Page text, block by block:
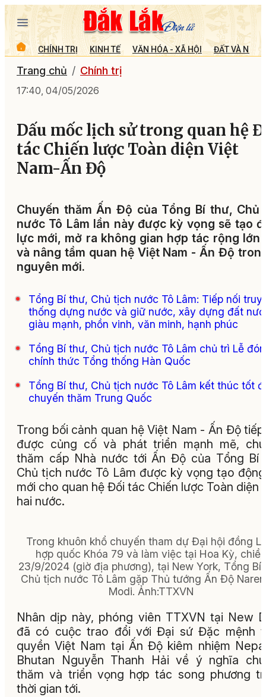
CHÍNH TRỊ KINH TẾ VĂN HÓA - XÃ HỘI ĐẤT VÀ
Trang chủ Chính trị
17:40, 04/05/2026
Dấu mốc lịch sử trong quan hệ
tác Chiến lược Toàn diện Việt
Nam-Ấn Độ
Chuyến thăm Ấn Độ của Tổng Bí thư, Chủ
nước Tô Lâm lần này được kỳ vọng sẽ tạo
lực mới, mở ra không gian hợp tác rộng lớn
và nâng tầm quan hệ Việt Nam - Ấn Độ
nguyên mới.
Tổng Bí thư, Chủ tịch nước Tô Lâm: Tiếp nối
thống dựng nước và giữ nước, xây dựng đất
giàu mạnh, phồn vinh, văn minh, hạnh phúc
Tổng Bí thư, Chủ tịch nước Tô Lâm chủ trì Lễ đón
chính thức Tổng thống Hàn Quốc
Tổng Bí thư, Chủ tịch nước Tô Lâm kết thúc tốt
chuyến thăm Trung Quốc
Trong bối cảnh quan hệ Việt Nam - Ấn Độ
được củng cố và phát triển mạnh mẽ,
thăm cấp Nhà nước tới Ấn Độ của Tổng Bí
Chủ tịch nước Tô Lâm được kỳ vọng tạo
mới cho quan hệ Đối tác Chiến lược Toàn diện
hai nước.
Trong khuôn khổ chuyến tham dự Đại hội đồng
hợp quốc Khóa 79 và làm việc tại Hoa Kỳ, chiều
23/9/2024 (giờ địa phương), tại New York, Tổng Bí
Chủ tịch nước Tô Lâm gặp Thủ tướng Ấn Độ
Modi. Ảnh:TTXVN
Nhân dịp này, phóng viên TTXVN tại New
đã có cuộc trao đổi với Đại sứ Đặc mệnh
quyền Việt Nam tại Ấn Độ kiêm nhiệm
Bhutan Nguyễn Thanh Hải về ý nghĩa
thăm và triển vọng hợp tác song phương
thời gian tới.